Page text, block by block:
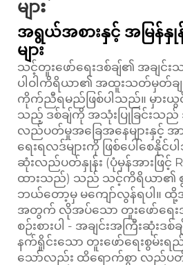
များ
အရွယ်အစားနှင့် အမြန်
များ
သင့်တူးဖော်ရေးဒစ်ချ်၏ အချင်
ပါဝါကိရိယာ၏ အထူးသတ်မှတ်ချ
ကိုက်ညီရမည်ဖြစ်ပါသည်။ မှားယွ
သည့် ဒစ်ချ်ကို အသုံးပြုခြင်းသည်
လည်ပတ်မှုအခြေအနေများနှင့် အ
ရေးရလဒ်များကို ဖြစ်ပေါ်စေနိုင်
ဆုံးလည်ပတ်နှုန်း (ပုံမှန်အားဖြင့်
ထားသည်) သည် သင့်ကိရိယာ၏
ဘယ်တော့မှ မကျော်လွန်ရပါ။ ထို့
အတွက် လိုအပ်သော တူးဖော်ရ
စဉ်းစားပါ - အချင်းအကြီးဆုံးဒစ်
နက်ရှိုင်းသော တူးဖော်ရေးစွမ်းရ
သော်လည်း ထိရောက်စွာ လည်ပတ်